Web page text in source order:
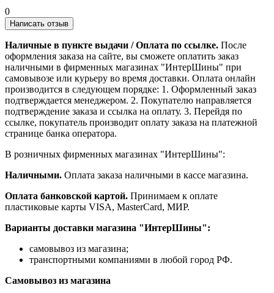
0
Написать отзыв
Наличные в пункте выдачи / Оплата по ссылке. После
оформления заказа на сайте, вы сможете оплатить заказ
наличными в фирменных магазинах "ИнтерШины" при
самовывозе или курьеру во время доставки. Оплата онлайн
производится в следующем порядке: 1. Оформленный заказ
подтверждается менеджером. 2. Покупателю направляется
подтверждение заказа и ссылка на оплату. 3. Перейдя по
ссылке, покупатель производит оплату заказа на платежной
странице банка оператора.
В розничных фирменных магазинах "ИнтерШины":
Наличными. Оплата заказа наличными в кассе магазина.
Оплата банковской картой. Принимаем к оплате
пластиковые карты VISA, MasterCard, МИР.
Варианты доставки магазина "ИнтерШины":
самовывоз из магазина;
транспортными компаниями в любой город РФ.
Самовывоз из магазина